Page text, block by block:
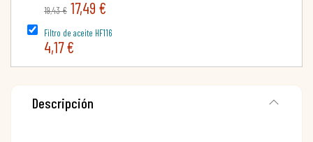
19,43 € 17,49 €
Filtro de aceite HF116
4,17 €
Descripción